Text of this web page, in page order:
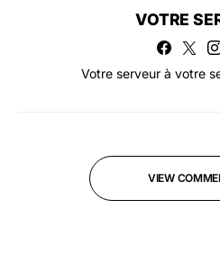
VOTRE
Votre serveur à votre
VIEW